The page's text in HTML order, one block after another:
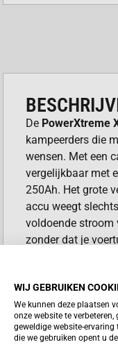
De PowerXtreme
kampeerders die
wensen. Met een
vergelijkbaar met
250Ah. Het grote
accu weegt
voldoende stroom
zonder dat je
X125
Enorme
vrijstaan
WIJ GEBRUIKEN
We kunnen deze plaatsen
onze website te
geweldige website-
die we gebruiken opent u